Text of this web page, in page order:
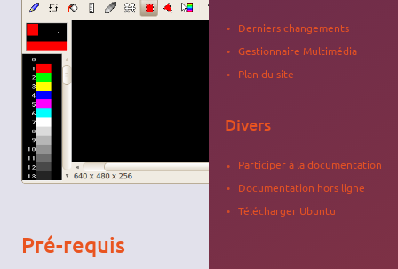
Pré-requis
Derniers changements
Gestionnaire Multimédia
Plan du site
Divers
Participer à la documentation
Documentation hors ligne
Télécharger Ubuntu